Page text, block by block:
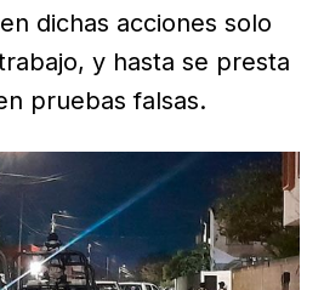
dichas acciones solo
y hasta se presta
pruebas falsas.